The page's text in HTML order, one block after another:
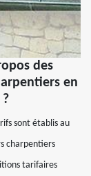
des
en
sont établis au
charpentiers
tarifaires